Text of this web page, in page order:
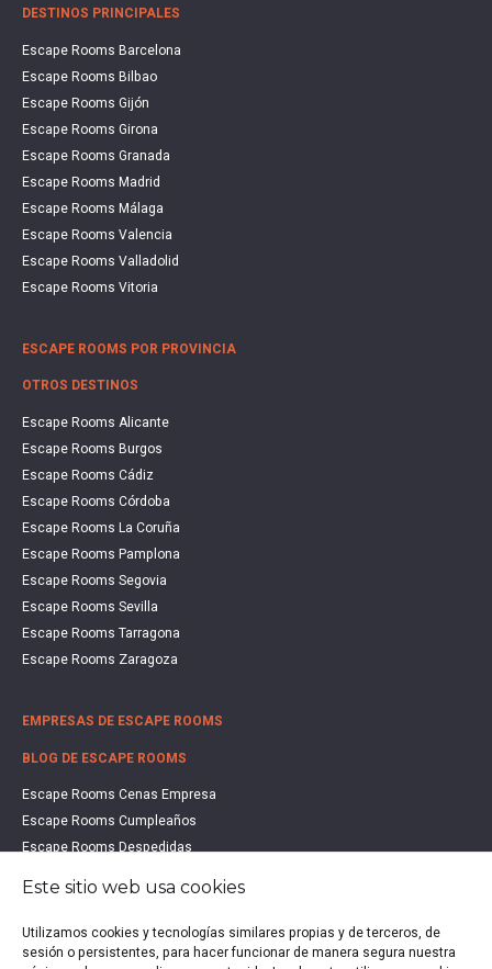
DESTINOS PRINCIPALES
Escape Rooms Barcelona
Escape Rooms Bilbao
Escape Rooms Gijón
Escape Rooms Girona
Escape Rooms Granada
Escape Rooms Madrid
Escape Rooms Málaga
Escape Rooms Valencia
Escape Rooms Valladolid
Escape Rooms Vitoria
ESCAPE ROOMS POR PROVINCIA
OTROS DESTINOS
Escape Rooms Alicante
Escape Rooms Burgos
Escape Rooms Cádiz
Escape Rooms Córdoba
Escape Rooms La Coruña
Escape Rooms Pamplona
Escape Rooms Segovia
Escape Rooms Sevilla
Escape Rooms Tarragona
Escape Rooms Zaragoza
EMPRESAS DE ESCAPE ROOMS
BLOG DE ESCAPE ROOMS
Escape Rooms Cenas Empresa
Escape Rooms Cumpleaños
Escape Rooms Despedidas
Escape Rooms Familias
Escape Rooms Halloween
Escape Rooms San Valentín
Este sitio web usa cookies
Utilizamos cookies y tecnologías similares propias y de terceros, de
sesión o persistentes, para hacer funcionar de manera segura nuestra